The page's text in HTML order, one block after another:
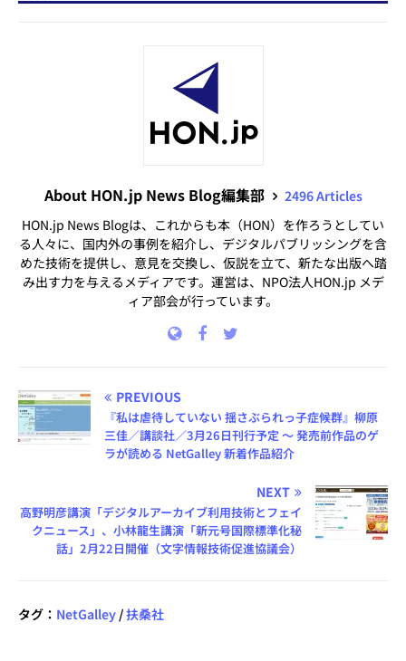
About HON.jp News Blog編集部
2496 Articles
HON.jp News Blogは、これからも本（HON）を作ろうとしてい
る人々に、国内外の事例を紹介し、デジタルパブリッシングを含
めた技術を提供し、意見を交換し、仮説を立て、新たな出版へ踏
み出す力を与えるメディアです。運営は、NPO法人HON.jp メデ
ィア部会が行っています。
PREVIOUS
『私は虐待していない 揺さぶられっ子症候群』柳原
三佳／講談社／3月26日刊行予定 ～ 発売前作品のゲ
ラが読める NetGalley 新着作品紹介
NEXT
高野明彦講演「デジタルアーカイブ利用技術とフェイ
クニュース」、小林龍生講演「新元号国際標準化秘
話」2月22日開催（文字情報技術促進協議会）
タグ： NetGalley /扶桑社